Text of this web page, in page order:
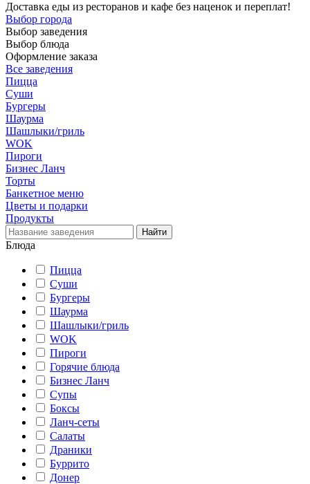
Доставка еды из ресторанов и кафе без наценок и переплат!
Выбор города
Выбор заведения
Выбор блюда
Оформление заказа
Все заведения
Пицца
Суши
Бургеры
Шаурма
Шашлыки/гриль
WOK
Пироги
Бизнес Ланч
Торты
Банкетное меню
Цветы и подарки
Продукты
Блюда
Пицца
Суши
Бургеры
Шаурма
Шашлыки/гриль
WOK
Пироги
Горячие блюда
Бизнес Ланч
Супы
Боксы
Ланч-сеты
Салаты
Драники
Буррито
Донер